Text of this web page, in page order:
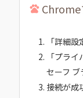
「詳細
「プラ
セーフ
接続が成